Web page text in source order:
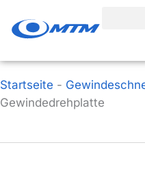
Inhalt
Startseite -
Gewindedrehplatte